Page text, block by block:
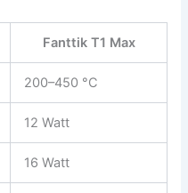
Fanttik T1 Max
200–450 °C
12 Watt
16 Watt